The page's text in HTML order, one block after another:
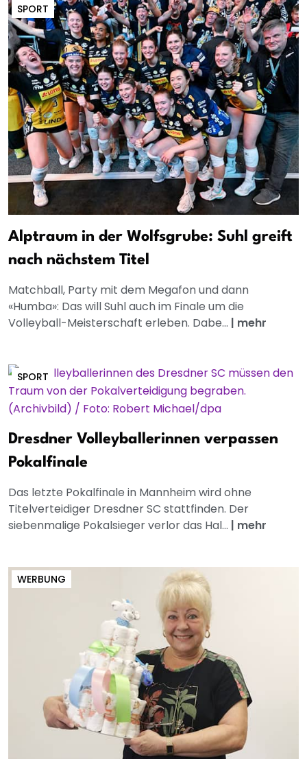
SPORT
Alptraum in der Wolfsgrube: Suhl greift
nach nächstem Titel
Matchball, Party mit dem Megafon und dann
«Humba»: Das will Suhl auch im Finale um die
Volleyball-Meisterschaft erleben. Dabe... | mehr
SPORT
Dresdner Volleyballerinnen verpassen
Pokalfinale
Das letzte Pokalfinale in Mannheim wird ohne
Titelverteidiger Dresdner SC stattfinden. Der
siebenmalige Pokalsieger verlor das Hal... | mehr
WERBUNG